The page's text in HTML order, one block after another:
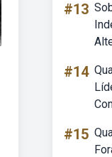
#13
#14
#15